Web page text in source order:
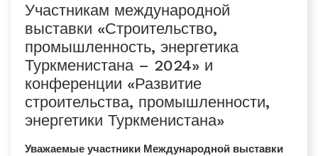
Участникам международной
выставки «Строительство,
промышленность, энергетика
Туркменистана – 2024» и
конференции «Развитие
строительства, промышленности,
энергетики Туркменистана»
Уважаемые участники Международной выставки